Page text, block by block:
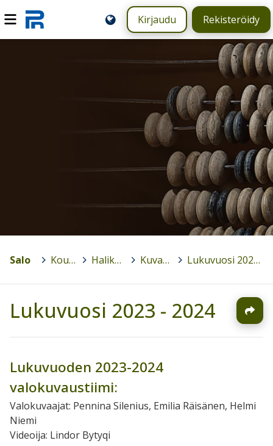
Kirjaudu Rekisteröidy
Salo Koulut Halikon lukio > Kuvagalleria Lukuvuosi 2023 - 2024
Lukuvuosi 2023 - 2024
Lukuvuoden 2023-2024
valokuvaustiimi:
Valokuvaajat: Pennina Silenius, Emilia Räisänen, Helmi
Niemi
Videoija: Lindor Bytyqi